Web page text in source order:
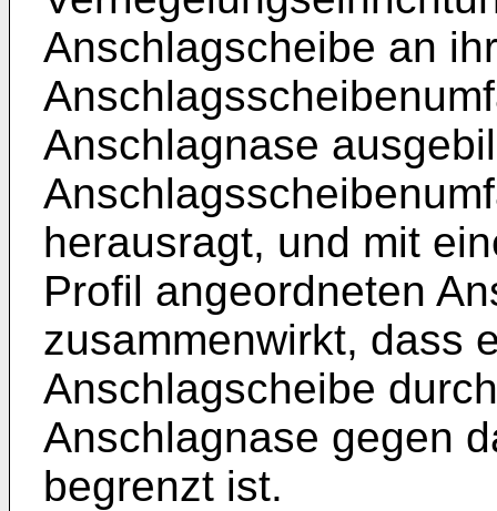
Anschlagscheibe an
Anschlagnase
herausragt, und mit
Profil angeordneten
zusammenwirkt, dass
Anschlagscheibe
Anschlagnase gegen
begrenzt ist.